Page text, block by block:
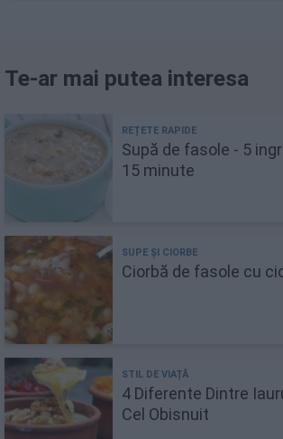
Te-ar mai putea interesa
Supă de fasole - 5
15 minute
Ciorbă de fasole cu
4 Diferente Dintre
Cel Obisnuit